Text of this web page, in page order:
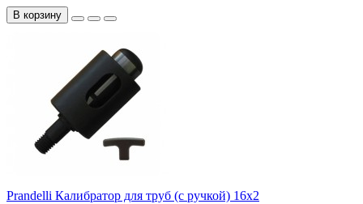
В корзину
Prandelli Калибратор для труб (с ручкой) 16х2